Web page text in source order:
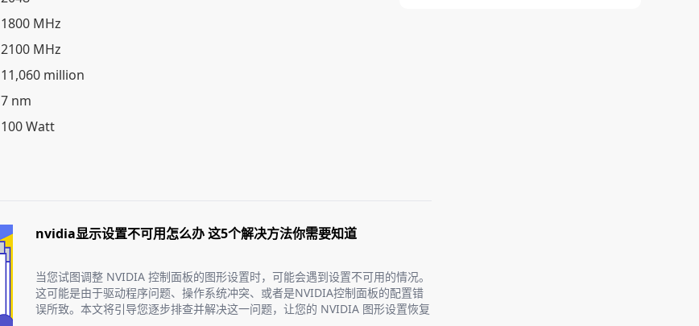
1800 MHz
2100 MHz
11,060 million
7 nm
100 Watt
nvidia显示设置不可用怎么办 这5个解决方法你需要知道
当您试图调整 NVIDIA 控制面板的图形设置时，可能会遇到设置不可用的情况。
这可能是由于驱动程序问题、操作系统冲突、或者是NVIDIA控制面板的配置错
误所致。本文将引导您逐步排查并解决这一问题，让您的 NVIDIA 图形设置恢复